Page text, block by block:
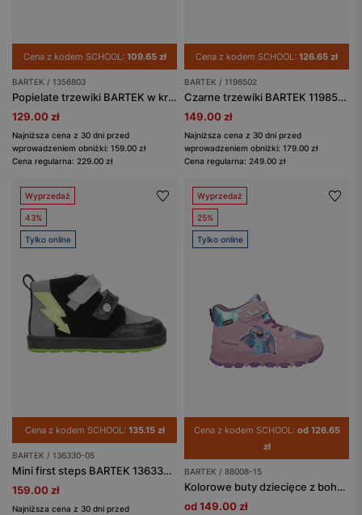
Cena z kodem SCHOOL: 109.65 zł
BARTEK / 1356803
Popielate trzewiki BARTEK w kropki 1356803
129.00 zł
Najniższa cena z 30 dni przed
wprowadzeniem obniżki: 159.00 zł
Cena regularna: 229.00 zł
Cena z kodem SCHOOL: 126.65 zł
BARTEK / 1198502
Czarne trzewiki BARTEK 1198502 zapinane na rzepy
149.00 zł
Najniższa cena z 30 dni przed
wprowadzeniem obniżki: 179.00 zł
Cena regularna: 249.00 zł
Wyprzedaż
43%
Tylko online
Cena z kodem SCHOOL: 135.15 zł
BARTEK / 136330-05
Mini first steps BARTEK 136330-05, czarno-szary
159.00 zł
Najniższa cena z 30 dni przed
Wyprzedaż
25%
Tylko online
Cena z kodem SCHOOL: od 126.65
zł
BARTEK / 88008-15
Kolorowe buty dziecięce z bohaterem Disney Stitch BARTEK 88008-15
od 149.00 zł